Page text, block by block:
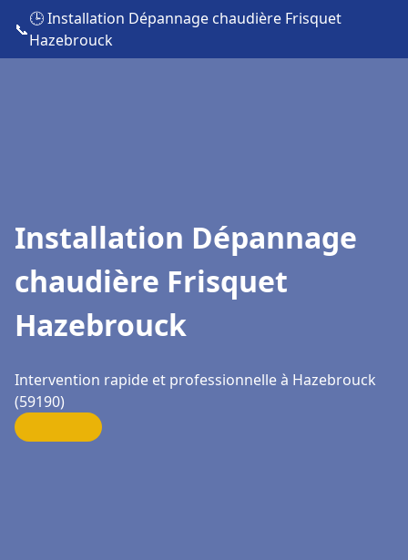
📞
🕒 Installation Dépannage chaudière Frisquet
Hazebrouck
Installation Dépannage
chaudière Frisquet
Hazebrouck
Intervention rapide et professionnelle à Hazebrouck
(59190)